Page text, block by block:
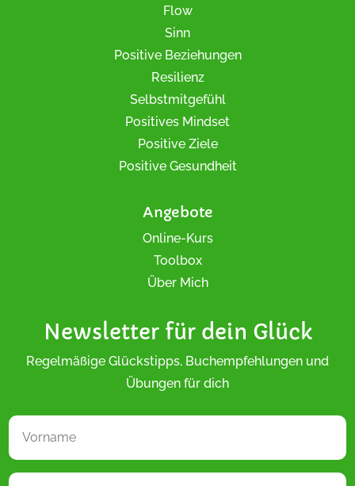
Flow
Sinn
Positive Beziehungen
Resilienz
Selbstmitgefühl
Positives Mindset
Positive Ziele
Positive Gesundheit
Angebote
Online-Kurs
Toolbox
Über Mich
Newsletter für dein Glück
Regelmäßige Glückstipps, Buchempfehlungen und
Übungen für dich